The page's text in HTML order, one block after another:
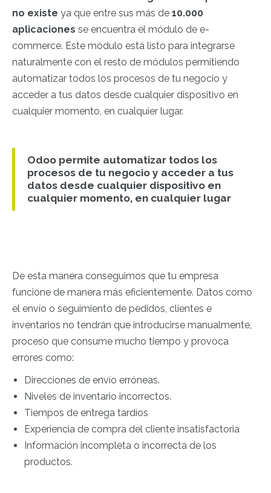
no existe ya que entre sus más de 10.000
aplicaciones se encuentra el módulo de e-
commerce. Este módulo está listo para integrarse
naturalmente con el resto de módulos permitiendo
automatizar todos los procesos de tu negocio y
acceder a tus datos desde cualquier dispositivo en
cualquier momento, en cualquier lugar.
Odoo permite automatizar todos los
procesos de tu negocio y acceder a tus
datos desde cualquier dispositivo en
cualquier momento, en cualquier lugar
De esta manera conseguimos que tu empresa
funcione de manera más eficientemente. Datos como
el envío o seguimiento de pedidos, clientes e
inventarios no tendrán que introducirse manualmente,
proceso que consume mucho tiempo y provoca
errores como:
Direcciones de envío erróneas.
Niveles de inventario incorrectos.
Tiempos de entrega tardíos
Experiencia de compra del cliente insatisfactoria
Información incompleta o incorrecta de los
productos.